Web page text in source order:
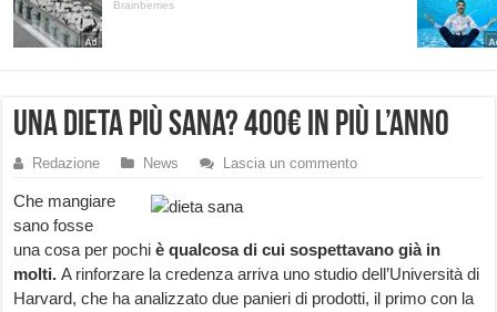
Una dieta più sana? 400€ in più l’anno
Redazione News Lascia un commento
Che mangiare
sano fosse
una cosa per pochiè qualcosa di cui sospettavano già in
molti.A rinforzare la credenza arriva uno studio dell’Università di
Harvard, che ha analizzato due panieri di prodotti, il primo con la